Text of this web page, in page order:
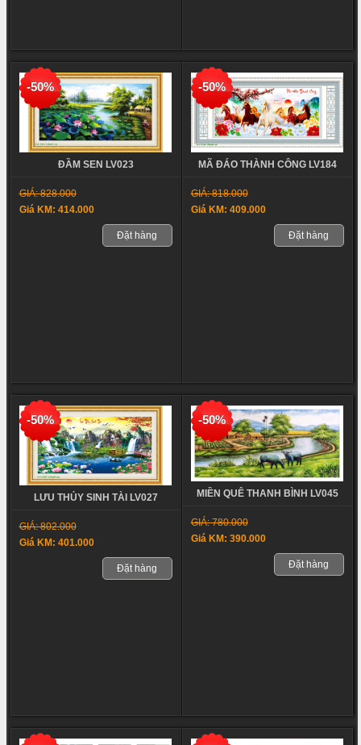
-50%
ĐẦM SEN LV023
GIÁ: 828.000
Giá KM: 414.000
Đặt hàng
-50%
MÃ ĐÁO THÀNH CÔNG LV184
GIÁ: 818.000
Giá KM: 409.000
Đặt hàng
-50%
LƯU THỦY SINH TÀI LV027
GIÁ: 802.000
Giá KM: 401.000
Đặt hàng
-50%
MIỀN QUÊ THANH BÌNH LV045
GIÁ: 780.000
Giá KM: 390.000
Đặt hàng